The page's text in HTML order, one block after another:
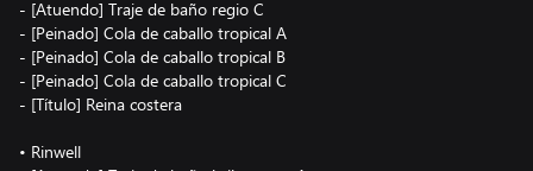
- [Atuendo] Traje de baño regio C
- [Peinado] Cola de caballo tropical A
- [Peinado] Cola de caballo tropical B
- [Peinado] Cola de caballo tropical C
- [Título] Reina costera
• Rinwell